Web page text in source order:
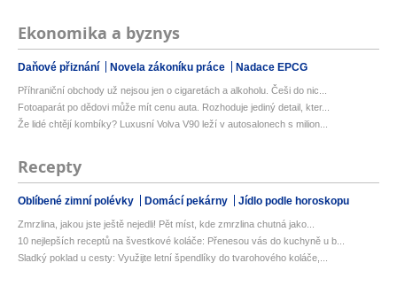
Ekonomika a byznys
Daňové přiznání Novela zákoníku práce Nadace EPCG
Příhraniční obchody už nejsou jen o cigaretách a alkoholu. Češi do nic...
Fotoaparát po dědovi může mít cenu auta. Rozhoduje jediný detail, kter...
Že lidé chtějí kombíky? Luxusní Volva V90 leží v autosalonech s milion...
Recepty
Oblíbené zimní polévky Domácí pekárny Jídlo podle horoskopu
Zmrzlina, jakou jste ještě nejedli! Pět míst, kde zmrzlina chutná jako...
10 nejlepších receptů na švestkové koláče: Přenesou vás do kuchyně u b...
Sladký poklad u cesty: Využijte letní špendlíky do tvarohového koláče,...